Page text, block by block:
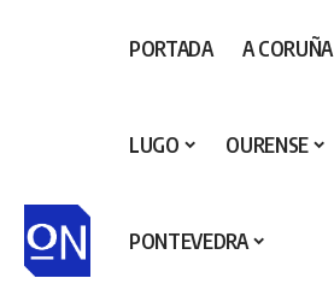
PORTADA A CORUÑA
LUGO OURENSE
PONTEVEDRA